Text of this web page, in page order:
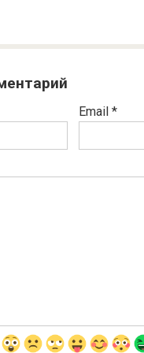
Email *